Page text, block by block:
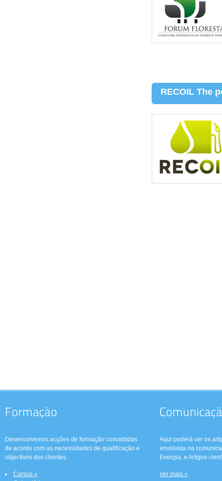
RECOIL The
Desenvolvemos acções de formação concebidas
de acordo com as necessidades de qualificação e
objectivos dos clientes.
Cursos »
Aqui poderá ver os
envolvida na
Energia, e Artigos
Ver mais »